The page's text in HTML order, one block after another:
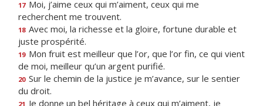
17 Moi, j’aime ceux qui m’aiment, ceux qui me
recherchent me trouvent.
18 Avec moi, la richesse et la gloire, fortune durable et
juste prospérité.
19 Mon fruit est meilleur que l’or, que l’or fin, ce qui vient
de moi, meilleur qu’un argent purifié.
20 Sur le chemin de la justice je m’avance, sur le sentier
du droit.
21 Je donne un bel héritage à ceux qui m’aiment, je